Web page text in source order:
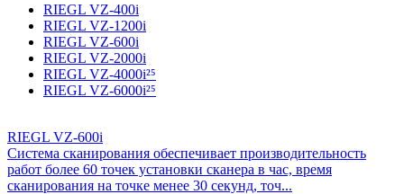
RIEGL VZ-400i
RIEGL VZ-1200i
RIEGL VZ-600i
RIEGL VZ-2000i
RIEGL VZ-4000i²⁵
RIEGL VZ-6000i²⁵
RIEGL VZ-600i
Система сканирования обеспечивает производительность
работ более 60 точек установки сканера в час, время
сканирования на точке менее 30 секунд, точ...